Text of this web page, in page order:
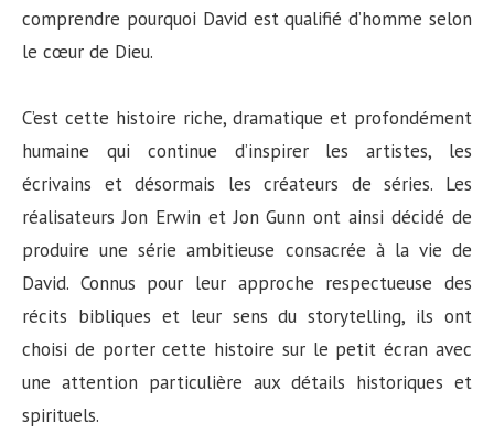
comprendre pourquoi David est qualifié d’homme selon
le cœur de Dieu.
C’est cette histoire riche, dramatique et profondément
humaine qui continue d’inspirer les artistes, les
écrivains et désormais les créateurs de séries. Les
réalisateurs Jon Erwin et Jon Gunn ont ainsi décidé de
produire une série ambitieuse consacrée à la vie de
David. Connus pour leur approche respectueuse des
récits bibliques et leur sens du storytelling, ils ont
choisi de porter cette histoire sur le petit écran avec
une attention particulière aux détails historiques et
spirituels.